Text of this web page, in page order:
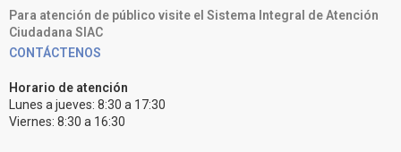
Para atención de público visite el Sistema Integral de Atención
Ciudadana SIAC
CONTÁCTENOS
Horario de atención
Lunes a jueves: 8:30 a 17:30
Viernes: 8:30 a 16:30